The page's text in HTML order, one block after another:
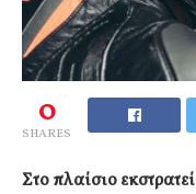
0
SHARES
Στο πλαίσιο